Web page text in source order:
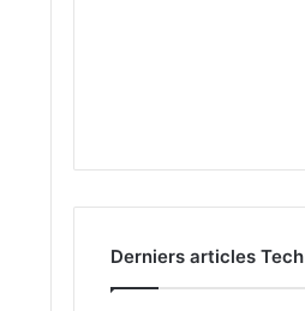
Derniers articles Tech